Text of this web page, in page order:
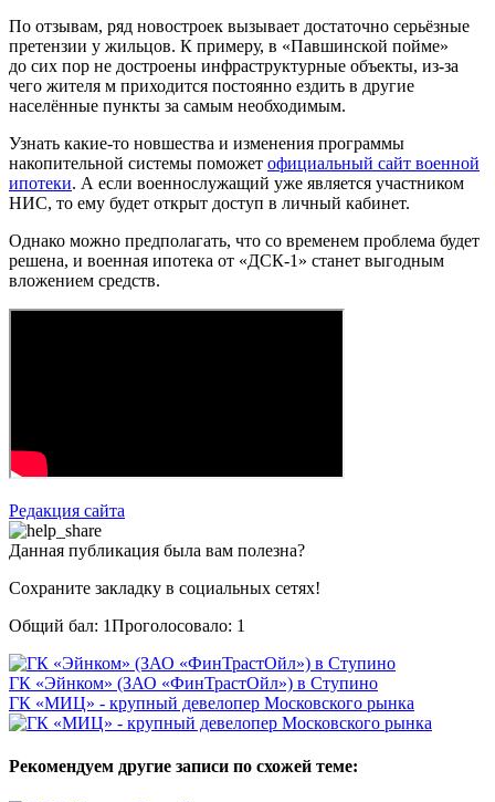
По отзывам, ряд новостроек вызывает достаточно серьёзные
претензии у жильцов. К примеру, в «Павшинской пойме»
до сих пор не достроены инфраструктурные объекты, из-за
чего жителя м приходится постоянно ездить в другие
населённые пункты за самым необходимым.
Узнать какие-то новшества и изменения программы
накопительной системы поможет официальный сайт военной
ипотеки. А если военнослужащий уже является участником
НИС, то ему будет открыт доступ в личный кабинет.
Однако можно предполагать, что со временем проблема будет
решена, и военная ипотека от «ДСК-1» станет выгодным
вложением средств.
Редакция сайта
Данная публикация была вам полезна?
Сохраните закладку в социальных сетях!
Общий бал: 1Проголосовало: 1
ГК «Эйнком» (ЗАО «ФинТрастОйл») в Ступино
ГК «МИЦ» - крупный девелопер Московского рынка
Рекомендуем другие записи по схожей теме: